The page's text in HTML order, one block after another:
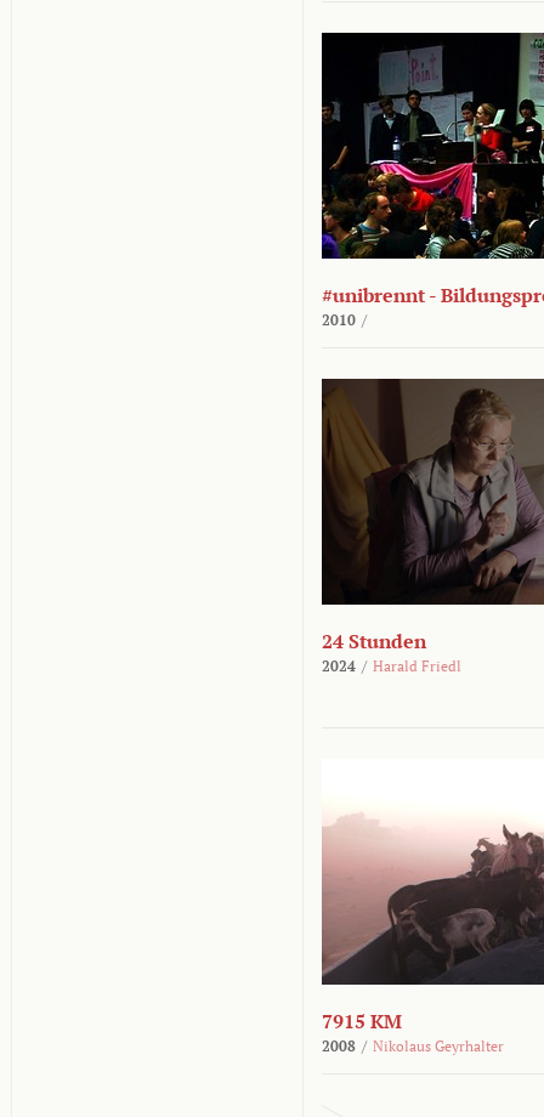
#unibrennt -
2010 /
24 Stunden
2024 / Harald Friedl
7915 KM
2008 / Nikolaus Geyrhalter